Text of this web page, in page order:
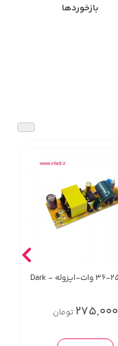
بازخوردها
درايور 25-36 وات-ایزوله - Dark
275,000 تومان